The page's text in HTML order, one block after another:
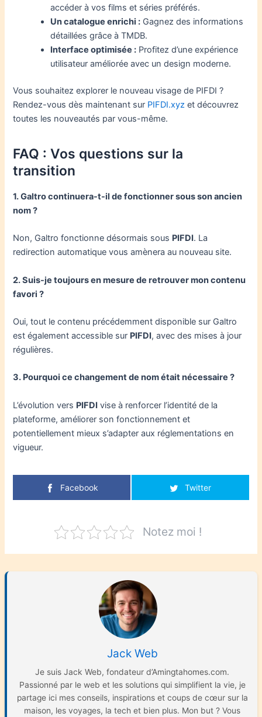
accéder à vos films et séries préférés.
Un catalogue enrichi : Gagnez des informations
détaillées grâce à TMDB.
Interface optimisée : Profitez d’une expérience
utilisateur améliorée avec un design moderne.
Vous souhaitez explorer le nouveau visage de PIFDI ?
Rendez-vous dès maintenant sur PIFDI.xyz et découvrez
toutes les nouveautés par vous-même.
FAQ : Vos questions sur la
transition
1. Galtro continuera-t-il de fonctionner sous son ancien
nom ?
Non, Galtro fonctionne désormais sous PIFDI. La
redirection automatique vous amènera au nouveau site.
2. Suis-je toujours en mesure de retrouver mon contenu
favori ?
Oui, tout le contenu précédemment disponible sur Galtro
est également accessible sur PIFDI, avec des mises à jour
régulières.
3. Pourquoi ce changement de nom était nécessaire ?
L’évolution vers PIFDI vise à renforcer l’identité de la
plateforme, améliorer son fonctionnement et
potentiellement mieux s’adapter aux réglementations en
vigueur.
Facebook Twitter
Notez moi !
Jack Web
Je suis Jack Web, fondateur d’Amingtahomes.com.
Passionné par le web et les solutions qui simplifient la vie, je
partage ici mes conseils, inspirations et coups de cœur sur la
maison, les voyages, la tech et bien plus. Mon but ? Vous